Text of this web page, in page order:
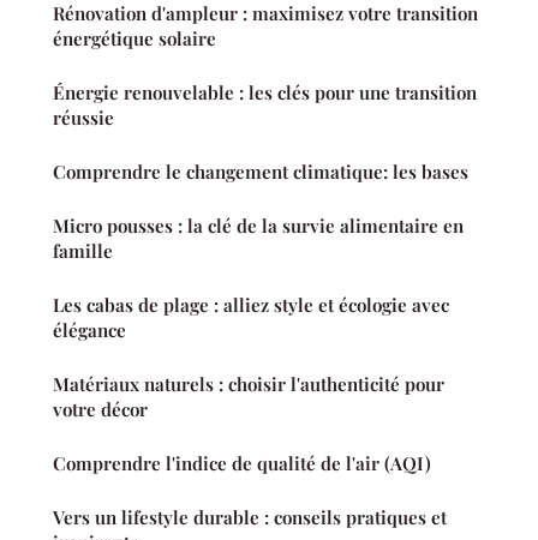
Rénovation d'ampleur : maximisez votre transition
énergétique solaire
Énergie renouvelable : les clés pour une transition
réussie
Comprendre le changement climatique: les bases
Micro pousses : la clé de la survie alimentaire en
famille
Les cabas de plage : alliez style et écologie avec
élégance
Matériaux naturels : choisir l'authenticité pour
votre décor
Comprendre l'indice de qualité de l'air (AQI)
Vers un lifestyle durable : conseils pratiques et